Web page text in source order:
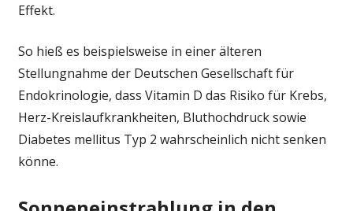
Effekt.
So hieß es beispielsweise in einer älteren
Stellungnahme der Deutschen Gesellschaft für
Endokrinologie, dass Vitamin D das Risiko für Krebs,
Herz-Kreislaufkrankheiten, Bluthochdruck sowie
Diabetes mellitus Typ 2 wahrscheinlich nicht senken
könne.